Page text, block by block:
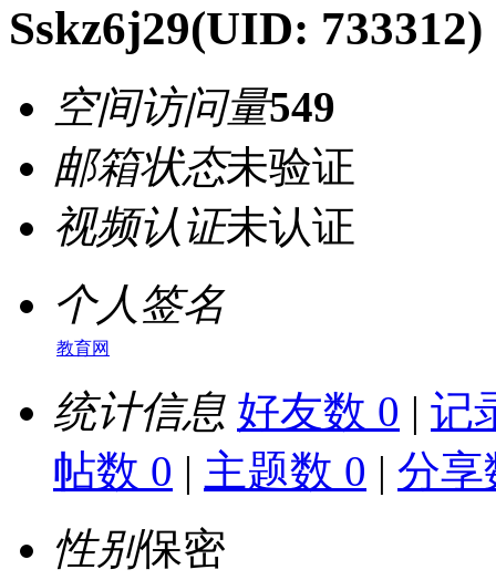
Sskz6j29(UID: 733312)
空间访问量549
邮箱状态未验证
视频认证未认证
个人签名
教育网
统计信息 好友数 0 | 记
帖数 0 | 主题数 0 | 分享
性别保密